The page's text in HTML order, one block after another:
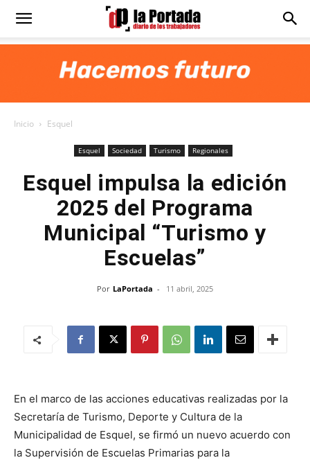
Diario
Inicio Esquel
Esquel Sociedad Turismo Regionales
Esquel impulsa la edición
2025 del Programa
Municipal “Turismo y
Escuelas”
Por LaPortada - 11 abril, 2025
En el marco de las acciones educativas realizadas por la
Secretaría de Turismo, Deporte y Cultura de la
Municipalidad de Esquel, se firmó un nuevo acuerdo con
la Supervisión de Escuelas Primarias para la